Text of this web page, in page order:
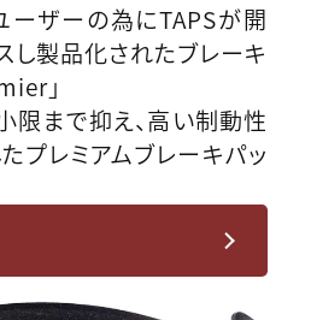
ザーの為にTAPSが開
し製品化されたブレーキ
」
限まで抑え、高い制動性
プレミアムブレーキパッ